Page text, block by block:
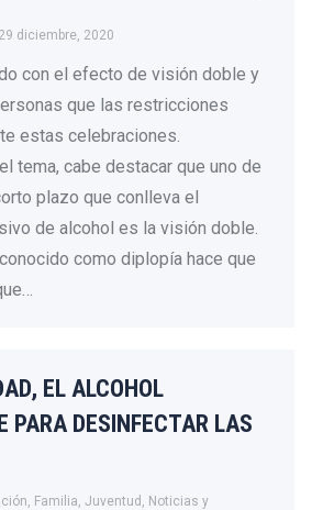
29 diciembre, 2020
con el efecto de visión doble y
que las restricciones
estas celebraciones.
tema, cabe destacar que uno de
plazo que conlleva el
de alcohol es la visión doble.
como diplopía hace que
EL ALCOHOL
PARA DESINFECTAR LAS
, Familia, Juventud , Noticias y